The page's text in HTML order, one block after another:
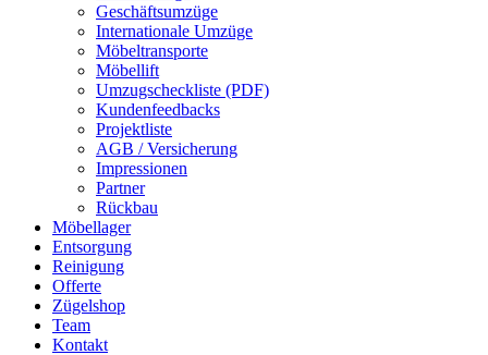
Geschäftsumzüge
Internationale Umzüge
Möbeltransporte
Möbellift
Umzugscheckliste (PDF)
Kundenfeedbacks
Projektliste
AGB / Versicherung
Impressionen
Partner
Rückbau
Möbellager
Entsorgung
Reinigung
Offerte
Zügelshop
Team
Kontakt